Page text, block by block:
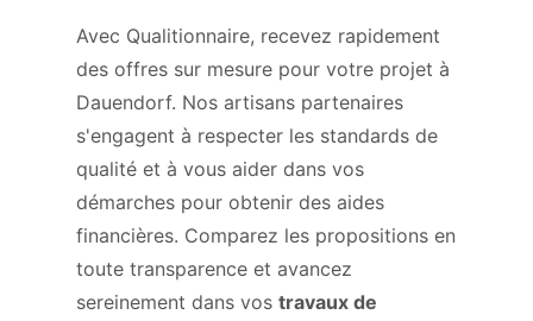
Avec Qualitionnaire, recevez rapidement
des offres sur mesure pour votre projet à
Dauendorf. Nos artisans partenaires
s'engagent à respecter les standards de
qualité et à vous aider dans vos
démarches pour obtenir des aides
financières. Comparez les propositions en
toute transparence et avancez
sereinement dans vos travaux de